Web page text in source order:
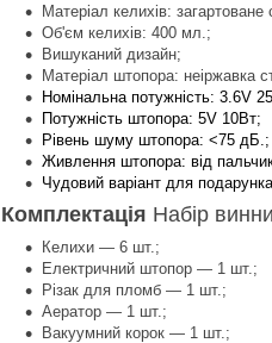
Матеріал келихів: загартоване
Об'єм келихів: 400 мл.;
Вишуканий дизайн;
Матеріал штопора: неіржавка
Номінальна потужність: 3.6V
Потужність штопора: 5V 10Вт;
Рівень шуму штопора: <75 дБ.;
Живлення штопора: від
Чудовий варіант для
Комплектація Набір
Келихи — 6 шт.;
Електричний штопор — 1 шт.;
Різак для пломб — 1 шт.;
Аератор — 1 шт.;
Вакуумний корок — 1 шт.;